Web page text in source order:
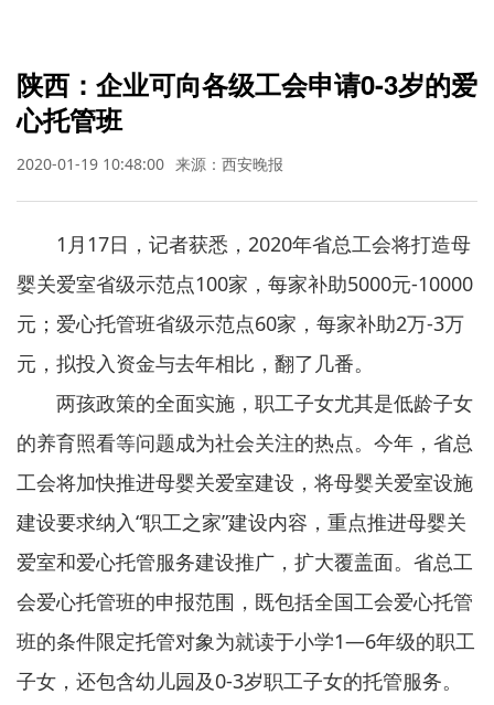
陕西：企业可向各级工会申请0-3岁的爱
心托管班
2020-01-19 10:48:00 来源：西安晚报
1月17日，记者获悉，2020年省总工会将打造母
婴关爱室省级示范点100家，每家补助5000元-10000
元；爱心托管班省级示范点60家，每家补助2万-3万
元，拟投入资金与去年相比，翻了几番。
两孩政策的全面实施，职工子女尤其是低龄子女
的养育照看等问题成为社会关注的热点。今年，省总
工会将加快推进母婴关爱室建设，将母婴关爱室设施
建设要求纳入“职工之家”建设内容，重点推进母婴关
爱室和爱心托管服务建设推广，扩大覆盖面。省总工
会爱心托管班的申报范围，既包括全国工会爱心托管
班的条件限定托管对象为就读于小学1—6年级的职工
子女，还包含幼儿园及0-3岁职工子女的托管服务。